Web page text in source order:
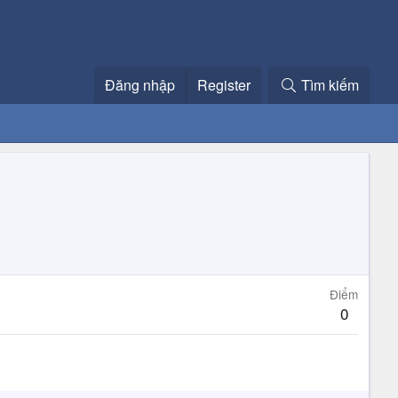
Đăng nhập Register Tìm kiếm
Điểm
0